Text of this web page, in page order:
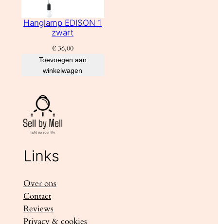
Hanglamp EDISON 1
zwart
€36,00
Toevoegen aan
winkelwagen
Links
Over ons
Contact
Reviews
Privacy & cookies